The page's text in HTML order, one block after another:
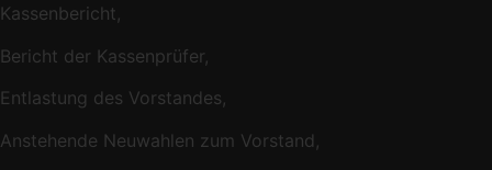
Kassenbericht,
Bericht der Kassenprüfer,
Entlastung des Vorstandes,
Anstehende Neuwahlen zum Vorstand,